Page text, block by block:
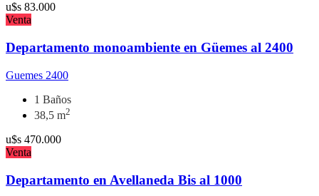
u$s 83.000
Venta
Departamento monoambiente en Güemes al 2400
Guemes 2400
1 Baños
38,5 m2
u$s 470.000
Venta
Departamento en Avellaneda Bis al 1000